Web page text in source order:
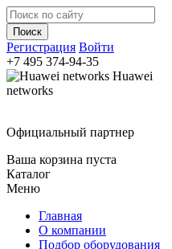
Регистрация Войти
+7 495 374-94-35
Huawei
networks
Официальный партнер
Ваша корзина пуста
Каталог
Меню
Главная
О компании
Подбор оборудования